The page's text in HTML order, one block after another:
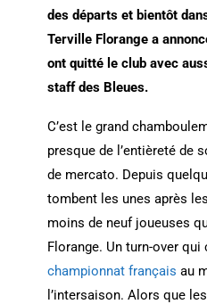
des départs et bientôt
Terville Florange a
ont quitté le club avec
staff des Bleues.
C’est le grand
presque de l’entièreté de
de mercato. Depuis
tombent les unes après
moins de neuf joueuses
Florange. Un turn-over
championnat français au
l’intersaison. Alors que